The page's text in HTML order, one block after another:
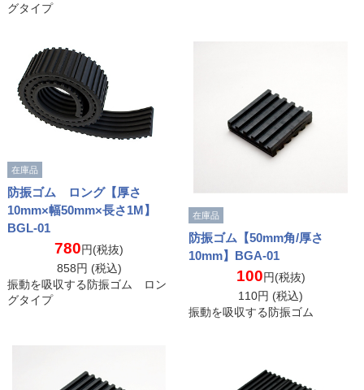
グタイプ
在庫品
防振ゴム ロング【厚さ
10mm×幅50mm×長さ1M】
BGL-01
780円(税抜)
858円 (税込)
振動を吸収する防振ゴム ロン
グタイプ
在庫品
防振ゴム【50mm角/厚さ
10mm】BGA-01
100円(税抜)
110円 (税込)
振動を吸収する防振ゴム